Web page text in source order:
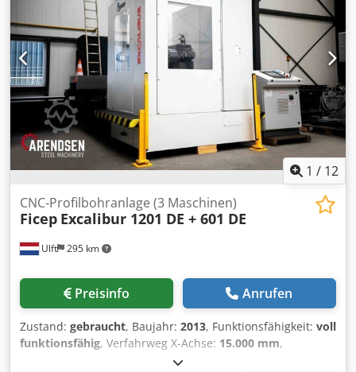
1 / 12
Ulft 295 km
CNC-Profilbohranlage (3 Maschinen)
Ficep Excalibur 1201 DE + 601 DE
Preisinfo Anrufen
Zustand: gebraucht, Baujahr: 2013, Funktionsfähigkeit: voll
funktionsfähig, Verfahrweg X-Achse: 15.000 mm,
4.000 U/min